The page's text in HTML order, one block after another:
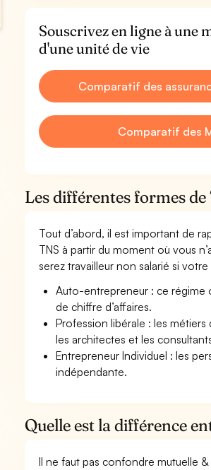
Souscrivez en ligne à une
d'une unité de vie
Comparatif des
Comparatif des
Les différentes formes
Tout d’abord, il est important de
TNS à partir du moment où vous
serez travailleur non salarié si
Auto-entrepreneur : ce régime
de chiffre d’affaires.
Profession libérale : les
les architectes et les
Entrepreneur Individuel : les
indépendante.
Quelle est la différence
Il ne faut pas confondre mutuelle